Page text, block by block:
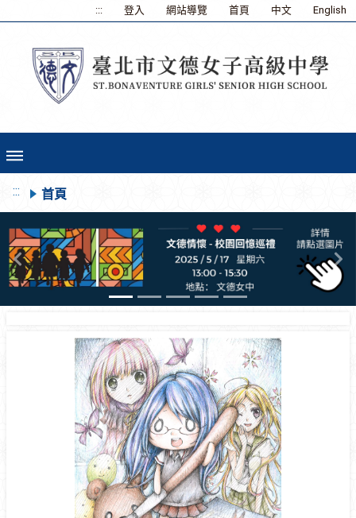
::: 登入 網站導覽 首頁 中文 English
::: 首頁
Previous